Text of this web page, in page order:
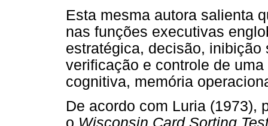
Esta mesma autora salienta
nas funções executivas
estratégica, decisão,
verificação e controle de
cognitiva, memória
De acordo com Luria (1973),
o Wisconsin Card Sorting